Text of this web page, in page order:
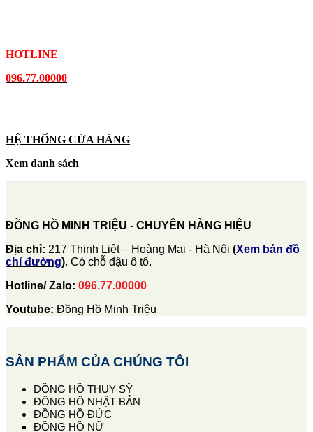
HOTLINE
096.77.00000
HỆ THỐNG CỬA HÀNG
Xem danh sách
ĐỒNG HỒ MINH TRIỆU - CHUYÊN HÀNG HIỆU
Địa chỉ: 217 Thịnh Liệt – Hoàng Mai - Hà Nội (Xem bản đồ
chỉ đường). Có chỗ đậu ô tô.
Hotline/ Zalo: 096.77.00000
Youtube: Đồng Hồ Minh Triệu
SẢN PHẨM CỦA CHÚNG TÔI
ĐỒNG HỒ THỤY SỸ
ĐỒNG HỒ NHẬT BẢN
ĐỒNG HỒ ĐỨC
ĐỒNG HỒ NỮ